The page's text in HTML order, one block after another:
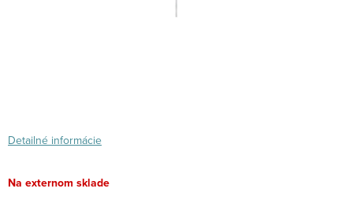
Detailné informácie
Na externom sklade